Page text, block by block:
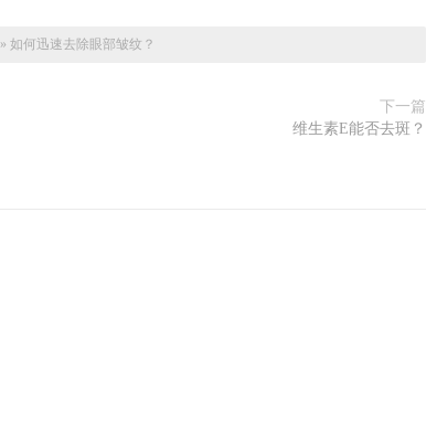
» 如何迅速去除眼部皱纹？
下一篇
维生素E能否去斑？